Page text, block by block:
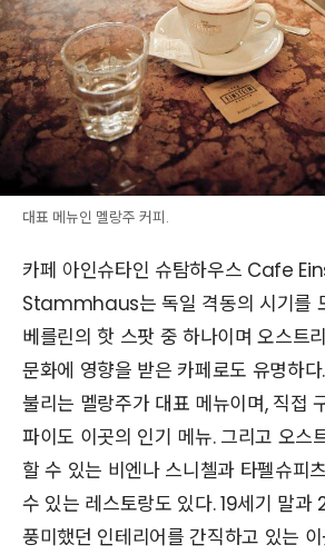
대표 메뉴인 멜랑주 커피.
카페 아인슈타인 슈탐하우스 Cafe
Stammhaus는 독일 격동의 시기를
베를린의 핫 스팟 중 하나이며 오스트
문화에 영향을 받은 카페로도 유명하
불리는 멜랑주가 대표 메뉴이며, 직접
파이도 이곳의 인기 메뉴. 그리고 오스
할 수 있는 비엔나 스니첼과 타펠슈피
수 있는 레스토랑도 있다. 19세기 말과
풍미했던 인테리어를 간직하고 있는